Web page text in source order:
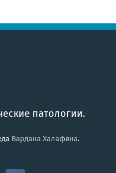
патологии.
Вардана Халафяна.